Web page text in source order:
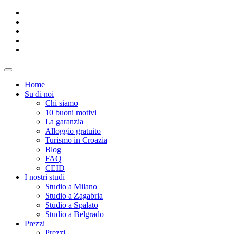
Home
Su di noi
Chi siamo
10 buoni motivi
La garanzia
Alloggio gratuito
Turismo in Croazia
Blog
FAQ
CEID
I nostri studi
Studio a Milano
Studio a Zagabria
Studio a Spalato
Studio a Belgrado
Prezzi